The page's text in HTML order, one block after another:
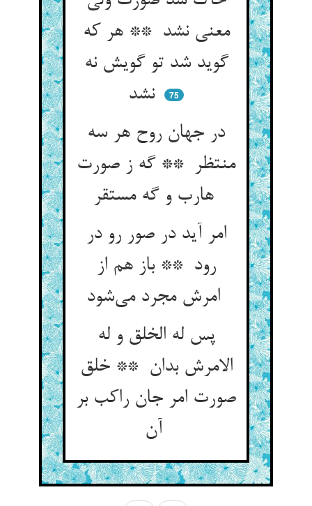
معنی نشد ** هر که
گوید شد تو گویش نه
نشد
75
در جهان روح هر سه
منتظر ** گه ز صورت
هارب و گه مستقر
امر آید در صور رو در
رود ** باز هم از
پس له الخلق و له
الامرش بدان ** خلق
صورت امر جان راکب بر